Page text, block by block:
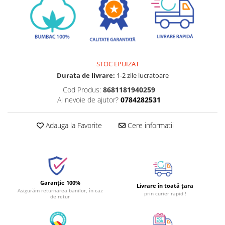
STOC EPUIZAT
Durata de livrare: 1-2 zile lucratoare
Cod Produs: 8681181940259
Ai nevoie de ajutor? 0784282531
Adauga la Favorite Cere informatii
Garanție 100%
Asigurăm returnarea banilor, în caz
de retur
Livrare în toată țara
prin curier rapid !